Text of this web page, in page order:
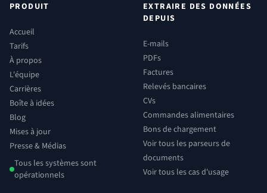
PRODUIT
Accueil
Tarifs
À propos
L'équipe
Carrières
Boîte à idées
Blog
Mises à jour
Presse & Médias
Tous les systèmes sont
opérationnels
EXTRAIRE DES DONNÉES
DEPUIS
E-mails
PDFs
Factures
Relevés bancaires
CVs
Commandes alimentaires
Bons de chargement
Voir tous les parseurs de
documents
Voir tous les cas d'usage